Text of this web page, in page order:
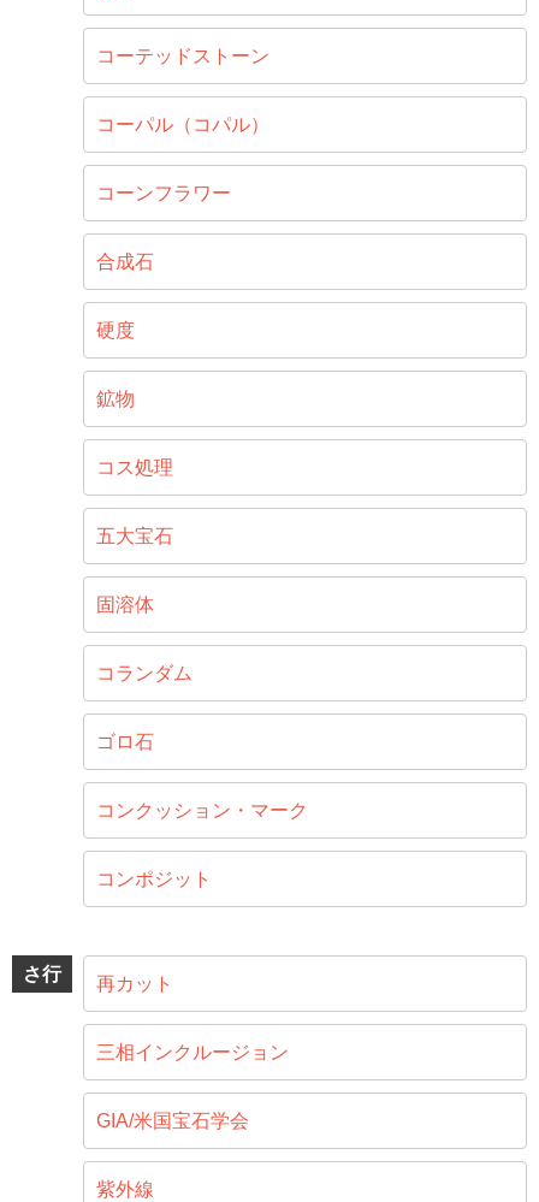
コーテッドストーン
コーパル（コパル）
コーンフラワー
合成石
硬度
鉱物
コス処理
五大宝石
固溶体
コランダム
ゴロ石
コンクッション・マーク
コンポジット
さ行 再カット
三相インクルージョン
GIA/米国宝石学会
紫外線